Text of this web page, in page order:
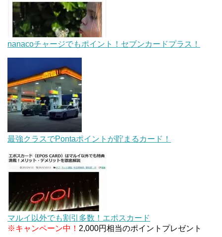
nanacoチャージでもポイント！セブンカードプラス！
最強クラスでPontaポイントが貯まるカード！
マルイ以外でも割引多数！エポスカード
※キャンペーン中！ 2,000円相当のポイントプレゼント